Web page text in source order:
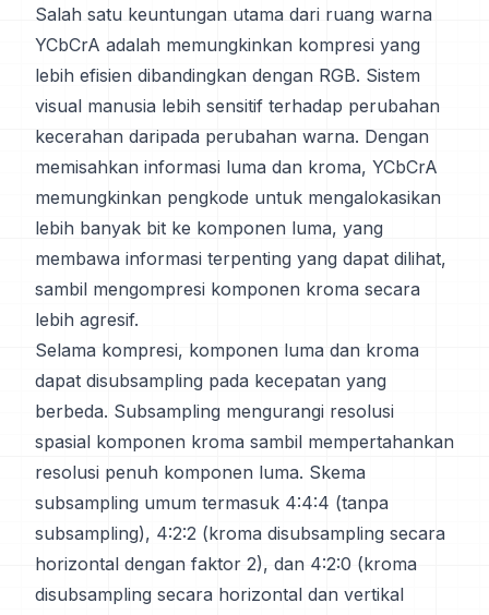
Salah satu keuntungan utama dari ruang warna
YCbCrA adalah memungkinkan kompresi yang
lebih efisien dibandingkan dengan RGB. Sistem
visual manusia lebih sensitif terhadap perubahan
kecerahan daripada perubahan warna. Dengan
memisahkan informasi luma dan kroma, YCbCrA
memungkinkan pengkode untuk mengalokasikan
lebih banyak bit ke komponen luma, yang
membawa informasi terpenting yang dapat dilihat,
sambil mengompresi komponen kroma secara
lebih agresif.
Selama kompresi, komponen luma dan kroma
dapat disubsampling pada kecepatan yang
berbeda. Subsampling mengurangi resolusi
spasial komponen kroma sambil mempertahankan
resolusi penuh komponen luma. Skema
subsampling umum termasuk 4:4:4 (tanpa
subsampling), 4:2:2 (kroma disubsampling secara
horizontal dengan faktor 2), dan 4:2:0 (kroma
disubsampling secara horizontal dan vertikal